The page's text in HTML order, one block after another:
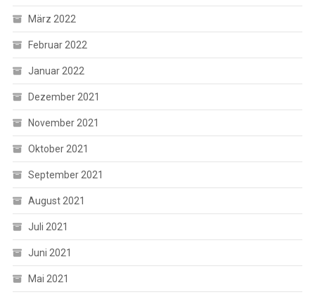
März 2022
Februar 2022
Januar 2022
Dezember 2021
November 2021
Oktober 2021
September 2021
August 2021
Juli 2021
Juni 2021
Mai 2021